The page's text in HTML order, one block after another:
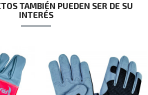
TAMBIÉN PUEDEN SER DE SU
INTERÉS